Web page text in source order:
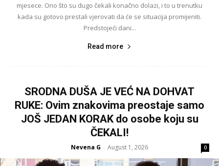
mjesece. Ono što su dugo čekali konačno dolazi, i to u trenutku
kada su gotovo prestali vjerovati da će se situacija promijeniti.
Predstojeći dani...
Read more
SRODNA DUŠA JE VEĆ NA DOHVAT
RUKE: Ovim znakovima preostaje samo
JOŠ JEDAN KORAK do osobe koju su
ČEKALI!
Nevena G - August 1, 2026 0